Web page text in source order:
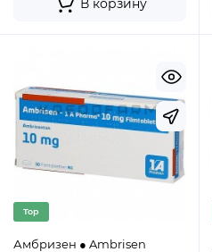
В корзину
Top
Амбризен ● Ambrisen